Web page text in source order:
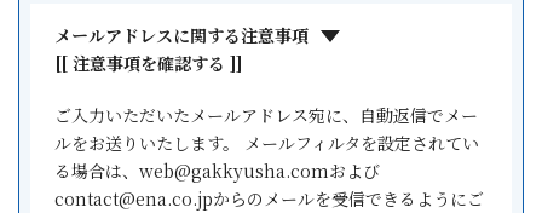
メールアドレスに関する注意事項
[[ 注意事項を確認する ]]
ご入力いただいたメールアドレス宛に、自動返信でメー
ルをお送りいたします。 メールフィルタを設定されてい
る場合は、web@gakkyusha.comおよび
contact@ena.co.jpからのメールを受信できるようにご